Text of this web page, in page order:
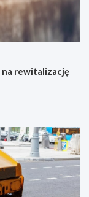
na rewitalizację